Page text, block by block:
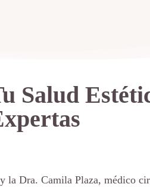
Salud
la Dra. Camila Plaza, médico